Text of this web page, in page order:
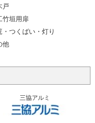
戸
竹垣用扉
・つくばい・灯り
他
三協アルミ